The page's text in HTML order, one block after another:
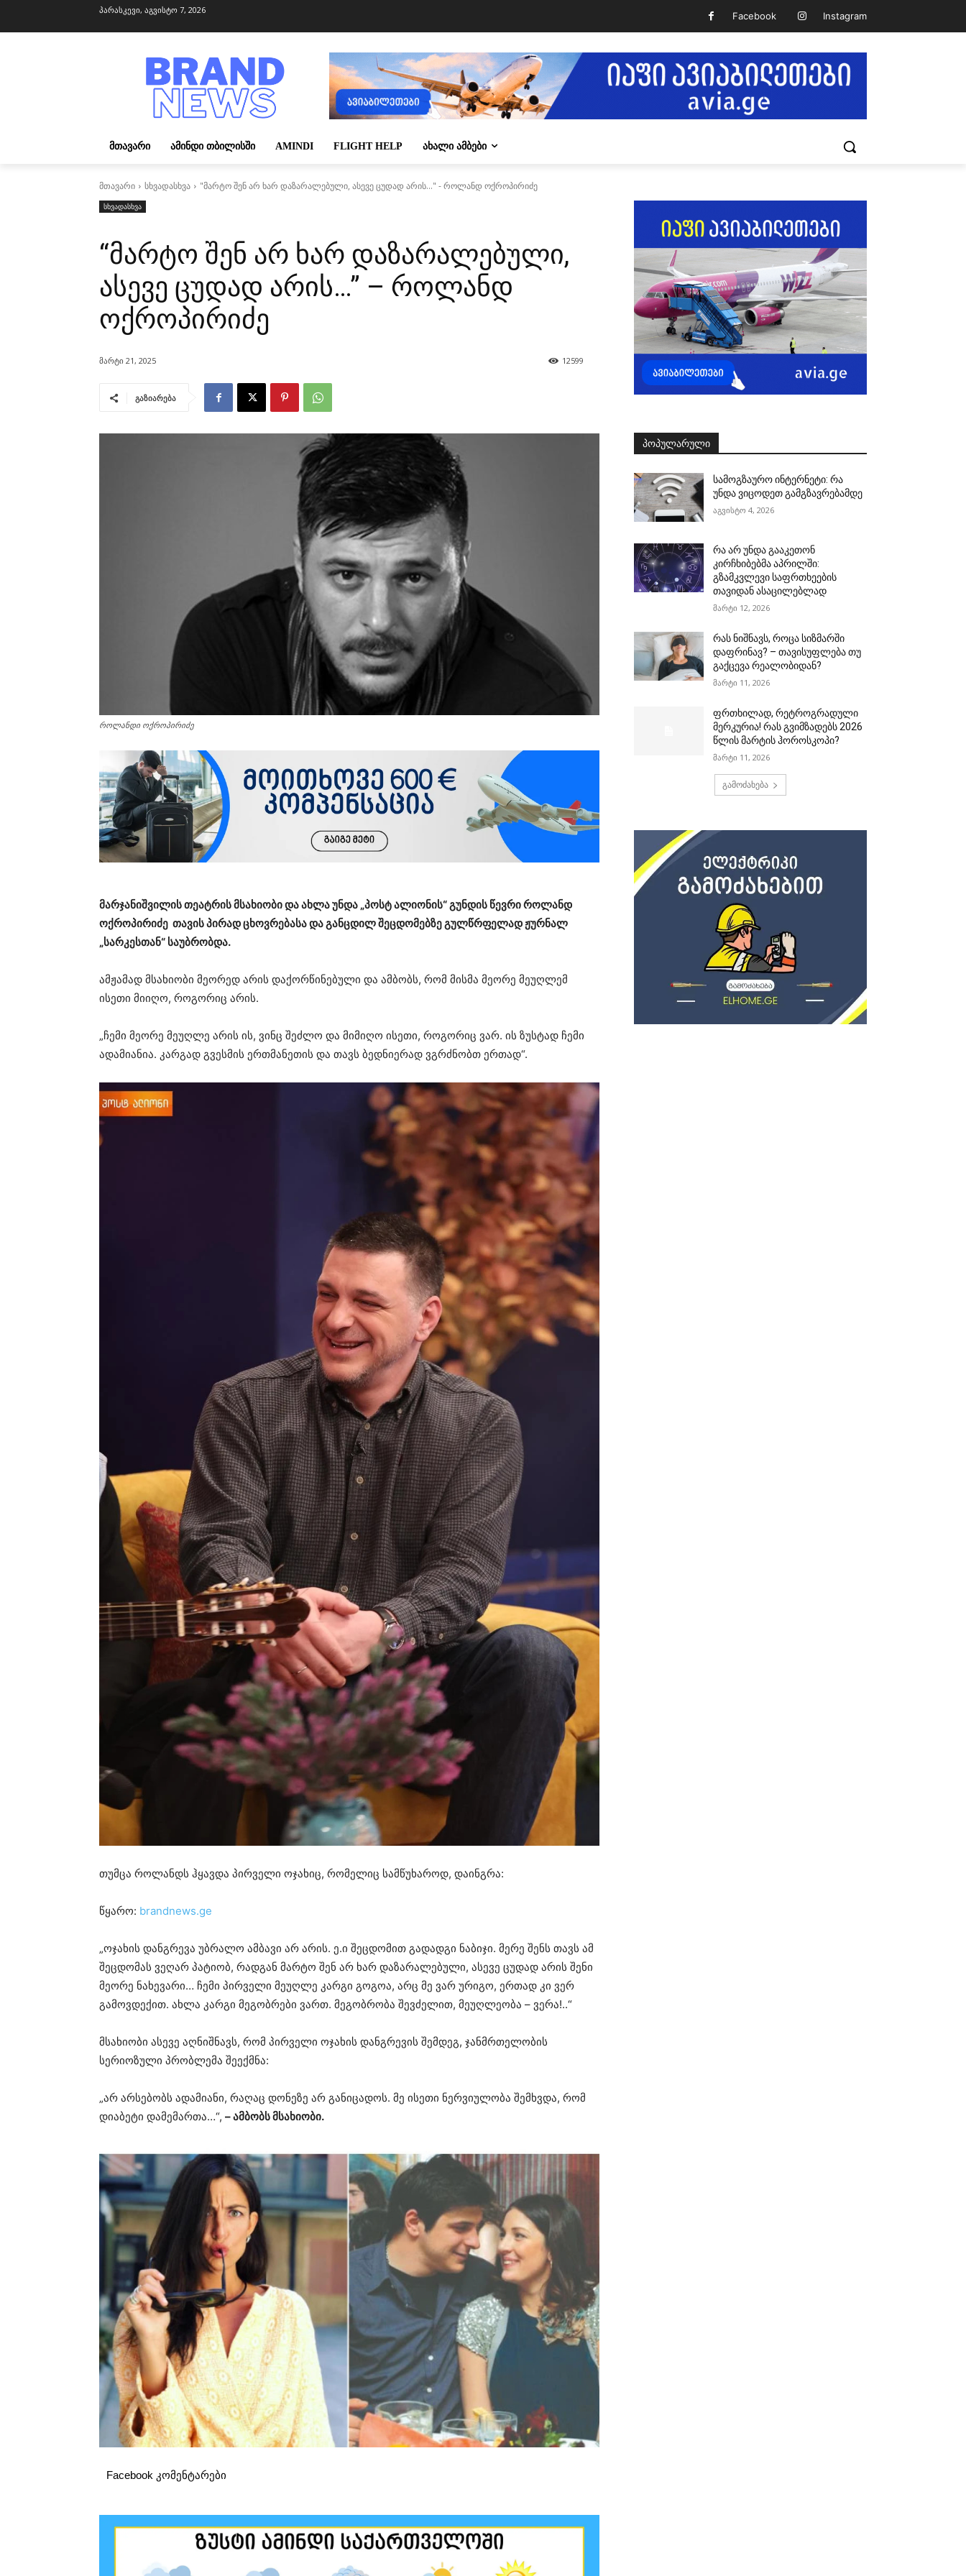
Facebook Instagram
პარასკევი, აგვისტო 7, 2026
ᲛᲗᲐᲕᲐᲠᲘ ᲐᲛᲘᲜᲓᲘ ᲗᲑᲘᲚᲘᲡᲨᲘ AMINDI FLIGHT HELP ᲐᲮᲐᲚᲘ ᲐᲛᲑᲔᲑᲘ
მთავარი სხვადასხვა "მარტო შენ არ ხარ დაზარალებული, ასევე ცუდად არის..." - როლანდ ოქროპირიძე
სხვადასხვა
“მარტო შენ არ ხარ დაზარალებული,
ასევე ცუდად არის…” – როლანდ
ოქროპირიძე
მარტი 21, 2025 12599
გაზიარება
როლანდი ოქროპირიძე
მარჯანიშვილის თეატრის მსახიობი და ახლა უნდა „პოსტ ალიონის“ გუნდის წევრი როლანდ
ოქროპირიძე თავის პირად ცხოვრებასა და განცდილ შეცდომებზე გულწრფელად ჟურნალ
„სარკესთან“ საუბრობდა.
ამჟამად მსახიობი მეორედ არის დაქორწინებული და ამბობს, რომ მისმა მეორე მეუღლემ
ისეთი მიიღო, როგორიც არის.
„ჩემი მეორე მეუღლე არის ის, ვინც შეძლო და მიმიღო ისეთი, როგორიც ვარ. ის ზუსტად ჩემი
ადამიანია. კარგად გვესმის ერთმანეთის და თავს ბედნიერად ვგრძნობთ ერთად“.
თუმცა როლანდს ჰყავდა პირველი ოჯახიც, რომელიც სამწუხაროდ, დაინგრა:
წყარო: brandnews.ge
„ოჯახის დანგრევა უბრალო ამბავი არ არის. ე.ი შეცდომით გადადგი ნაბიჯი. მერე შენს თავს ამ
შეცდომას ვეღარ პატიობ, რადგან მარტო შენ არ ხარ დაზარალებული, ასევე ცუდად არის შენი
მეორე ნახევარი… ჩემი პირველი მეუღლე კარგი გოგოა, არც მე ვარ ურიგო, ერთად კი ვერ
გამოვდექით. ახლა კარგი მეგობრები ვართ. მეგობრობა შევძელით, მეუღლეობა – ვერა!..“
მსახიობი ასევე აღნიშნავს, რომ პირველი ოჯახის დანგრევის შემდეგ, ჯანმრთელობის
სერიოზული პრობლემა შეექმნა:
„არ არსებობს ადამიანი, რაღაც დონეზე არ განიცადოს. მე ისეთი ნერვიულობა შემხვდა, რომ
დიაბეტი დამემართა…“, – ამბობს მსახიობი.
Facebook კომენტარები
ᲞᲝᲞᲣᲚᲐᲠᲣᲚᲘ
სამოგზაურო ინტერნეტი: რა
უნდა ვიცოდეთ გამგზავრებამდე
აგვისტო 4, 2026
რა არ უნდა გააკეთონ
კირჩხიბებმა აპრილში:
გზამკვლევი საფრთხეების
თავიდან ასაცილებლად
მარტი 12, 2026
რას ნიშნავს, როცა სიზმარში
დაფრინავ? – თავისუფლება თუ
გაქცევა რეალობიდან?
მარტი 11, 2026
ფრთხილად, რეტროგრადული
მერკურია! რას გვიმზადებს 2026
წლის მარტის ჰოროსკოპი?
მარტი 11, 2026
გამოძახება